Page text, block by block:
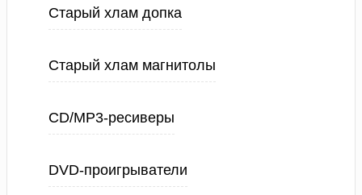
Старый хлам допка
Старый хлам магнитолы
CD/MP3-ресиверы
DVD-проигрыватели